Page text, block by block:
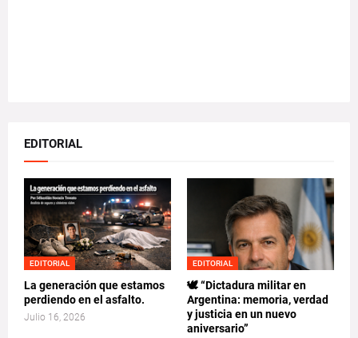
EDITORIAL
EDITORIAL
La generación que estamos
perdiendo en el asfalto.
Julio 16, 2026
EDITORIAL
🕊️ “Dictadura militar en
Argentina: memoria, verdad
y justicia en un nuevo
aniversario”